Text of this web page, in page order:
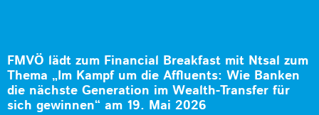
FMVÖ lädt zum Financial Breakfast mit Ntsal zum
Thema „Im Kampf um die Affluents: Wie Banken
die nächste Generation im Wealth-Transfer für
sich gewinnen“ am 19. Mai 2026